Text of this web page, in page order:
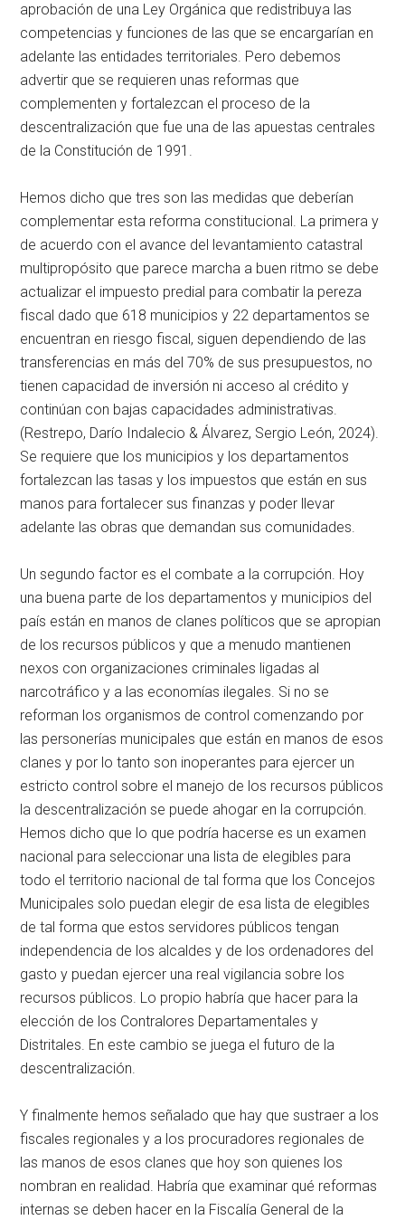
aprobación de una Ley Orgánica que redistribuya las
competencias y funciones de las que se encargarían en
adelante las entidades territoriales. Pero debemos
advertir que se requieren unas reformas que
complementen y fortalezcan el proceso de la
descentralización que fue una de las apuestas centrales
de la Constitución de 1991.
Hemos dicho que tres son las medidas que deberían
complementar esta reforma constitucional. La primera y
de acuerdo con el avance del levantamiento catastral
multipropósito que parece marcha a buen ritmo se debe
actualizar el impuesto predial para combatir la pereza
fiscal dado que 618 municipios y 22 departamentos se
encuentran en riesgo fiscal, siguen dependiendo de las
transferencias en más del 70% de sus presupuestos, no
tienen capacidad de inversión ni acceso al crédito y
continúan con bajas capacidades administrativas.
(Restrepo, Darío Indalecio & Álvarez, Sergio León, 2024).
Se requiere que los municipios y los departamentos
fortalezcan las tasas y los impuestos que están en sus
manos para fortalecer sus finanzas y poder llevar
adelante las obras que demandan sus comunidades.
Un segundo factor es el combate a la corrupción. Hoy
una buena parte de los departamentos y municipios del
país están en manos de clanes políticos que se apropian
de los recursos públicos y que a menudo mantienen
nexos con organizaciones criminales ligadas al
narcotráfico y a las economías ilegales. Si no se
reforman los organismos de control comenzando por
las personerías municipales que están en manos de esos
clanes y por lo tanto son inoperantes para ejercer un
estricto control sobre el manejo de los recursos públicos
la descentralización se puede ahogar en la corrupción.
Hemos dicho que lo que podría hacerse es un examen
nacional para seleccionar una lista de elegibles para
todo el territorio nacional de tal forma que los Concejos
Municipales solo puedan elegir de esa lista de elegibles
de tal forma que estos servidores públicos tengan
independencia de los alcaldes y de los ordenadores del
gasto y puedan ejercer una real vigilancia sobre los
recursos públicos. Lo propio habría que hacer para la
elección de los Contralores Departamentales y
Distritales. En este cambio se juega el futuro de la
descentralización.
Y finalmente hemos señalado que hay que sustraer a los
fiscales regionales y a los procuradores regionales de
las manos de esos clanes que hoy son quienes los
nombran en realidad. Habría que examinar qué reformas
internas se deben hacer en la Fiscalía General de la